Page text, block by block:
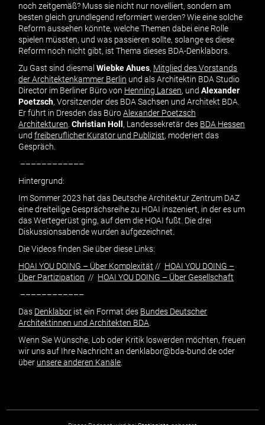
noch zeitgemäß? Muss sie nicht nur novelliert, sondern am
besten gleich grundlegend reformiert werden? Wie eine solche
Reform aussehen könnte, welche Themen dabei eine Rolle
spielen müssten, und was passieren sollte, solange es diese
Reform noch nicht gibt, ist Thema dieses BDA-Denklabors.
Zu Gast sind diesmalWiebke Ahues, Mitglied des Vorstands
der Architektenkammer Berlin und als Architektin BDA Studio
Director im Berliner Büro von Henning Larsen, undAlexander
Poetzsch, Vorsitzender des BDA Sachsen und Architekt BDA.
Er führt in Dresden das BüroAlexander Poetzsch
Architekturen .Christian Holl, Landessekretär des BDA Hessen
undfreiberuflicher Kurator und Publizist, moderiert das
Gespräch.
––––––––––––
Hintergrund:
Im Sommer 2023 hat das Deutsche Architektur Zentrum DAZ
eine dreiteilige Gesprächsreihe zu HOAI inszeniert, in der es um
das Wertegerüst ging, auf dem die HOAI fußt. Die drei
Diskussionsabende wurden aufgezeichnet.
Die Videos finden Sie über diese Links:
HOAI YOU DOING – Über Komplexität // HOAI YOU DOING –
Über Partizipation // HOAI YOU DOING – Über Gesellschaft
––––––––––––
Das Denklabor ist ein Format des Bundes Deutscher
Architektinnen und Architekten BDA
Wenn Sie Wünsche, Lob oder Kritik loswerden möchten, freuen
wir uns auf Ihre Nachricht an denklabor@bda-bund.de oder
über unsere anderen Kanäle